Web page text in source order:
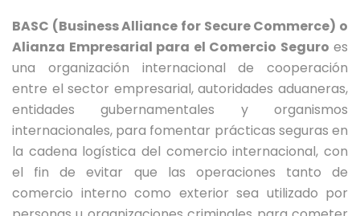
BASC (Business Alliance for Secure Commerce) o
Alianza Empresarial para el Comercio Seguro es
una organización internacional de cooperación
entre el sector empresarial, autoridades aduaneras,
entidades gubernamentales y organismos
internacionales, para fomentar prácticas seguras en
la cadena logística del comercio internacional, con
el fin de evitar que las operaciones tanto de
comercio interno como exterior sea utilizado por